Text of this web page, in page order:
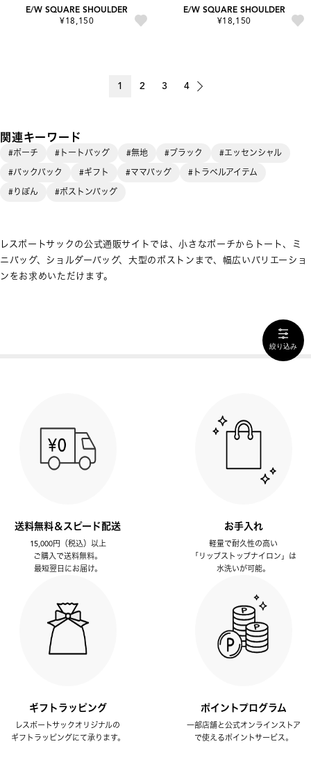
E/W SQUARE SHOULDER
¥18,150
E/W SQUARE SHOULDER
¥18,150
1 2 3 4
関連キーワード
#ポーチ #トートバッグ #無地 #ブラック
#エッセンシャル
#バックパック
#ギフト #ママバッグ
#トラベルアイテム
#りぼん
#ボストンバッグ
レスポートサックの公式通販サイトでは、小さなポーチからトート、ミ
ニバッグ、ショルダーバッグ、大型のボストンまで、幅広いバリエーショ
ンをお求めいただけます。
絞り込み
送料無料＆スピード配送
15,000円（税込）以上
ご購入で送料無料。
最短翌日にお届け。
お手入れ
軽量で耐久性の高い
「リップストップナイロン」は
水洗いが可能。
ギフトラッピング
レスポートサックオリジナルの
ギフトラッピングにて承ります。
ポイントプログラム
一部店舗と公式オンラインストア
で使えるポイントサービス。